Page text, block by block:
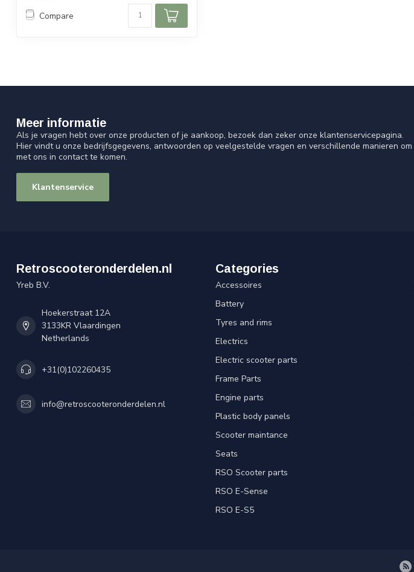
Compare
Meer informatie
Als je vragen hebt over onze producten of je aankoop, bezoek dan zeker onze klantenservicepagina.
Hier vindt u onze bedrijfsgegevens, antwoorden op veelgestelde vragen en verschillende manieren om
met ons in contact te komen.
Klantenservice
Retroscooteronderdelen.nl
Yreb B.V.
Hoekerstraat 12A
3133KR Vlaardingen
Netherlands
+31(0)102260435
info@retroscooteronderdelen.nl
Categories
Accessoires
Battery
Tyres and rims
Electrics
Electric scooter parts
Frame Parts
Engine parts
Plastic body panels
Scooter maintance
Seats
RSO Scooter parts
RSO E-Sense
RSO E-S5